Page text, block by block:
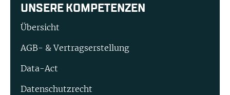
UNSERE KOMPETENZEN
Übersicht
AGB- & Vertragserstellung
Data-Act
Datenschutzrecht